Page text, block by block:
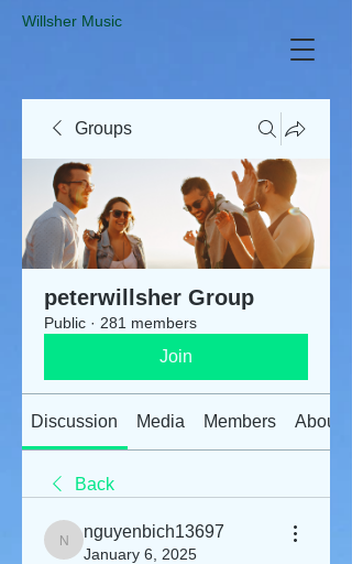
​Willsher Music
Groups
peterwillsher Group
Public · 281 members
Join
Discussion Media Members About
Back
nguyenbich13697
nguyenbich13697
January 6, 2025